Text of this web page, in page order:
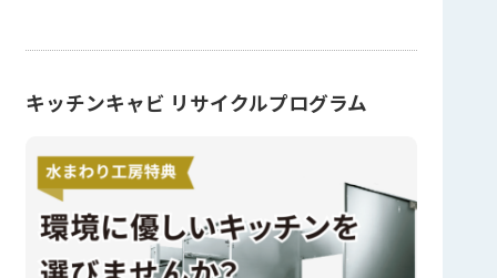
キッチンキャビ リサイクルプログラム